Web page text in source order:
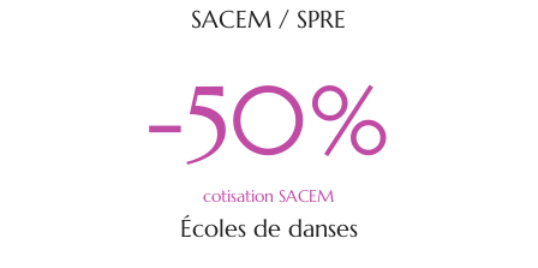
SACEM / SPRE
-50%
cotisation SACEM
Écoles de danses